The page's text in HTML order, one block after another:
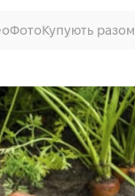
ФотоКупують разом